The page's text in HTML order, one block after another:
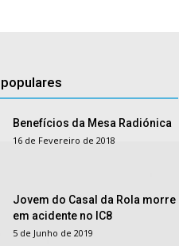
Benefícios da Mesa Radiónica
16 de Fevereiro de 2018
Jovem do Casal da Rola morre
em acidente no IC8
5 de Junho de 2019